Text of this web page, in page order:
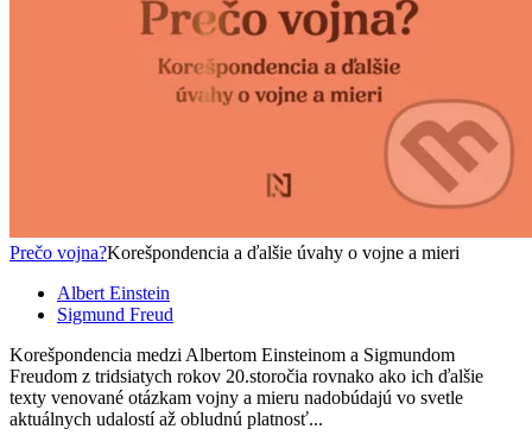
Prečo vojna?Korešpondencia a ďalšie úvahy o vojne a mieri
Albert Einstein
Sigmund Freud
Korešpondencia medzi Albertom Einsteinom a Sigmundom
Freudom z tridsiatych rokov 20.storočia rovnako ako ich ďalšie
texty venované otázkam vojny a mieru nadobúdajú vo svetle
aktuálnych udalostí až obludnú platnosť...